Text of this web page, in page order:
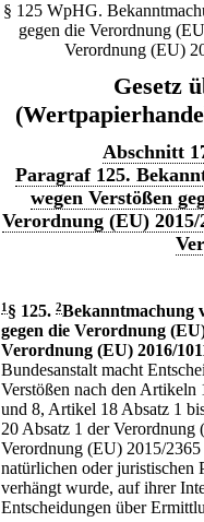
§ 125 WpHG.
gegen die Verordnung
Verordnung (EU)
Gesetz
Abschnitt
Paragraf 125.
wegen Verstößen
Verordnung (EU)
1 § 125. 2Bekanntmachung
gegen die Verordnung
Verordnung (EU) 2016/
Bundesanstalt macht
Verstößen nach den
und 8, Artikel 18 Absatz 1
20 Absatz 1 der
Verordnung (EU) 2015/
natürlichen oder juristischen
verhängt wurde, auf ihrer
Entscheidungen über